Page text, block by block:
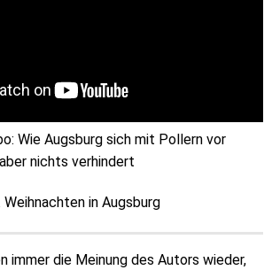
Wie Augsburg sich mit Pollern vor
nichts verhindert
Weihnachten in Augsburg
immer die Meinung des Autors wieder,